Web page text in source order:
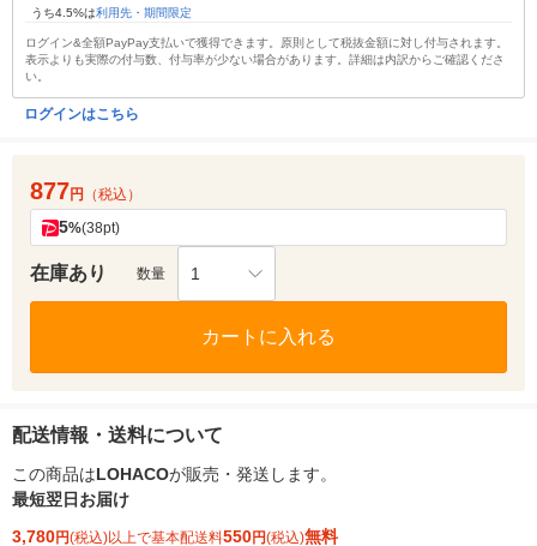
うち4.5%は利用先・期間限定
ログイン&全額PayPay支払いで獲得できます。原則として税抜金額に対し付与されます。
表示よりも実際の付与数、付与率が少ない場合があります。詳細は内訳からご確認くださ
い。
ログインはこちら
877円 （税込）
5%(38pt)
在庫あり 数量 1
カートに入れる
配送情報・送料について
この商品はLOHACOが販売・発送します。
最短翌日お届け
3,780円(税込)以上で基本配送料550円(税込)無料